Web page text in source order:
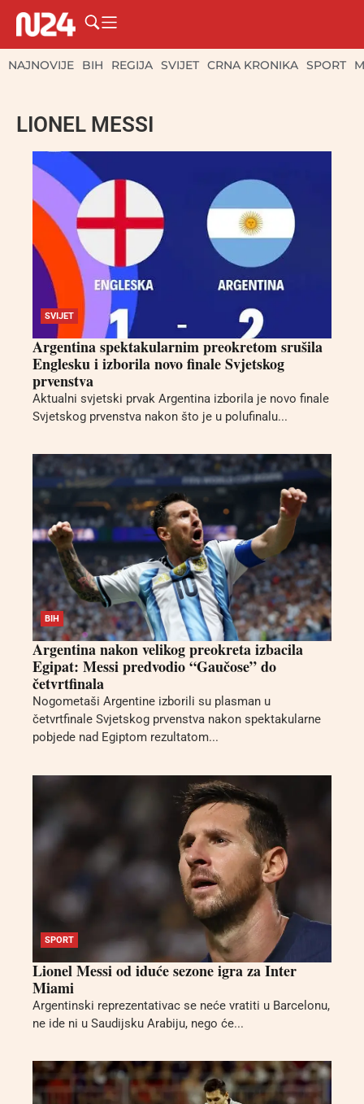
NAJNOVIJE BIH REGIJA SVIJET CRNA KRONIKA SPORT
LIONEL MESSI
SVIJET
Argentina spektakularnim preokretom srušila
Englesku i izborila novo finale Svjetskog
prvenstva
Aktualni svjetski prvak Argentina izborila je novo finale
Svjetskog prvenstva nakon što je u polufinalu...
BIH
Argentina nakon velikog preokreta izbacila
Egipat: Messi predvodio “Gaučose” do
četvrtfinala
Nogometaši Argentine izborili su plasman u
četvrtfinale Svjetskog prvenstva nakon spektakularne
pobjede nad Egiptom rezultatom...
SPORT
Lionel Messi od iduće sezone igra za Inter
Miami
Argentinski reprezentativac se neće vratiti u Barcelonu,
ne ide ni u Saudijsku Arabiju, nego će...